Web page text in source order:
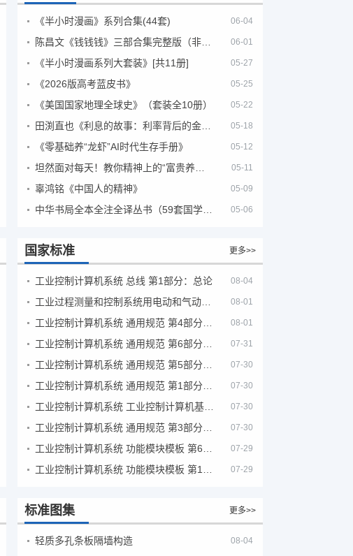
《半小时漫画》系列合集(44套) 06-04
陈昌文《钱钱钱》三部合集完整版（非出版书籍） 06-01
《半小时漫画系列大套装》[共11册] 05-27
《2026版高考蓝皮书》 05-25
《美国国家地理全球史》（套装全10册） 05-22
田渕直也《利息的故事：利率背后的金融世界》 05-18
《零基础养“龙虾”AI时代生存手册》 05-12
05-11
辜鸿铭《中国人的精神》 05-09
中华书局全本全注全译丛书（59套国学经典） 05-06
国家标准 更多>>
工业控制计算机系统 总线 第1部分：总论 08-04
工业过程测量和控制系统用电动和气动模拟计算器性能评定方法 08-01
08-01
07-31
07-30
07-30
工业控制计算机系统 工业控制计算机基本平台 第2部分：性能评定方法 07-30
07-30
07-29
07-29
标准图集 更多>>
轻质多孔条板隔墙构造 08-04